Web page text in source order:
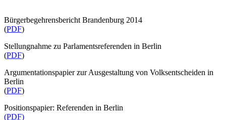
Bürgerbegehrensbericht Brandenburg 2014
(PDF)
Stellungnahme zu Parlamentsreferenden in Berlin
(PDF)
Argumentationspapier zur Ausgestaltung von Volksentscheiden in
Berlin
(PDF)
Positionspapier: Referenden in Berlin
(PDF)